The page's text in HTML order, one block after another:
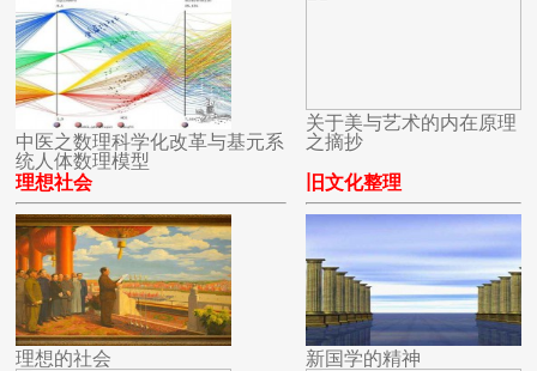
中医之数理科学化改革与基元系
统人体数理模型
关于美与艺术的内在原理
之摘抄
理想社会
理想的社会
旧文化整理
新国学的精神